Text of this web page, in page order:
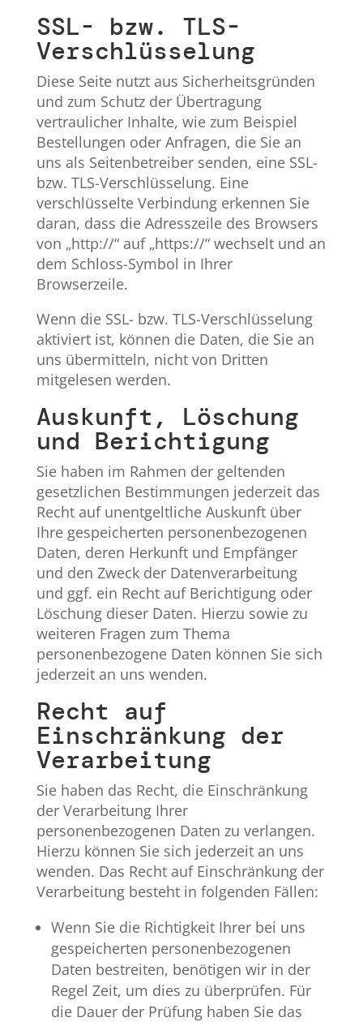
SSL- bzw. TLS-
Verschlüsselung
Diese Seite nutzt aus Sicherheitsgründen
und zum Schutz der Übertragung
vertraulicher Inhalte, wie zum Beispiel
Bestellungen oder Anfragen, die Sie an
uns als Seitenbetreiber senden, eine SSL-
bzw. TLS-Verschlüsselung. Eine
verschlüsselte Verbindung erkennen Sie
daran, dass die Adresszeile des Browsers
von „http://“ auf „https://“ wechselt und an
dem Schloss-Symbol in Ihrer
Browserzeile.
Wenn die SSL- bzw. TLS-Verschlüsselung
aktiviert ist, können die Daten, die Sie an
uns übermitteln, nicht von Dritten
mitgelesen werden.
Auskunft, Löschung
und Berichtigung
Sie haben im Rahmen der geltenden
gesetzlichen Bestimmungen jederzeit das
Recht auf unentgeltliche Auskunft über
Ihre gespeicherten personenbezogenen
Daten, deren Herkunft und Empfänger
und den Zweck der Datenverarbeitung
und ggf. ein Recht auf Berichtigung oder
Löschung dieser Daten. Hierzu sowie zu
weiteren Fragen zum Thema
personenbezogene Daten können Sie sich
jederzeit an uns wenden.
Recht auf
Einschränkung der
Verarbeitung
Sie haben das Recht, die Einschränkung
der Verarbeitung Ihrer
personenbezogenen Daten zu verlangen.
Hierzu können Sie sich jederzeit an uns
wenden. Das Recht auf Einschränkung der
Verarbeitung besteht in folgenden Fällen:
Wenn Sie die Richtigkeit Ihrer bei uns
gespeicherten personenbezogenen
Daten bestreiten, benötigen wir in der
Regel Zeit, um dies zu überprüfen. Für
die Dauer der Prüfung haben Sie das